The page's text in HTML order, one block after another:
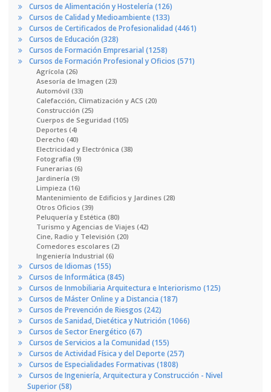
Cursos de Alimentación y Hostelería (126)
Cursos de Calidad y Medioambiente (133)
Cursos de Certificados de Profesionalidad (4461)
Cursos de Educación (328)
Cursos de Formación Empresarial (1258)
Cursos de Formación Profesional y Oficios (571)
Agrícola (26)
Asesoría de Imagen (23)
Automóvil (33)
Calefacción, Climatización y ACS (20)
Construcción (25)
Cuerpos de Seguridad (105)
Deportes (4)
Derecho (40)
Electricidad y Electrónica (38)
Fotografía (9)
Funerarias (6)
Jardinería (9)
Limpieza (16)
Mantenimiento de Edificios y Jardines (28)
Otros Oficios (39)
Peluquería y Estética (80)
Turismo y Agencias de Viajes (42)
Cine, Radio y Televisión (20)
Comedores escolares (2)
Ingeniería Industrial (6)
Cursos de Idiomas (155)
Cursos de Informática (845)
Cursos de Inmobiliaria Arquitectura e Interiorismo (125)
Cursos de Máster Online y a Distancia (187)
Cursos de Prevención de Riesgos (242)
Cursos de Sanidad, Dietética y Nutrición (1066)
Cursos de Sector Energético (67)
Cursos de Servicios a la Comunidad (155)
Cursos de Actividad Física y del Deporte (257)
Cursos de Especialidades Formativas (1808)
Cursos de Ingeniería, Arquitectura y Construcción - Nivel
Superior (58)